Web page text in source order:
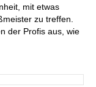
mit etwas
zu treffen.
der Profis aus, wie